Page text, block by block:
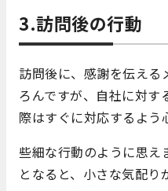
3.訪問後の行動
訪問後に、感謝を伝える
ろんですが、自社に対す
際はすぐに対応するよう
些細な行動のように思え
となると、小さな気配